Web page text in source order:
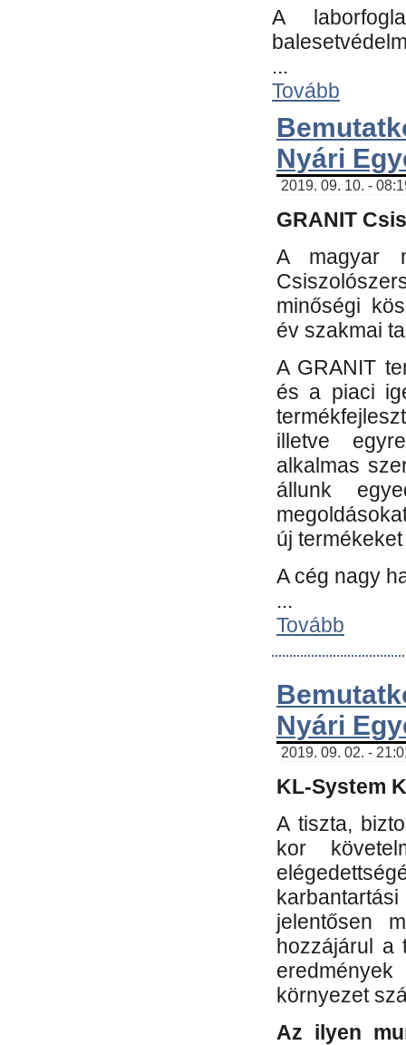
A
...
Tovább
Nyári
2019. 09. 10. -
GRANIT
A magyar
minőségi
év szakmai
A GRANIT
és a piaci
illetve
alkalmas
állunk
új
A cég nagy
...
Tovább
Nyári
2019. 09. 02. -
KL-System
A tiszta,
kor
jelentősen
hozzájárul a
környezet
Az ilyen